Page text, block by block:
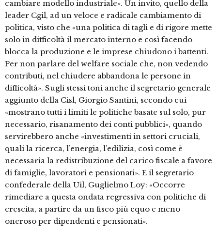
cambiare modello industriale». Un invito, quello della
leader Cgil, ad un veloce e radicale cambiamento di
politica, visto che «una politica di tagli e di rigore mette
solo in difficoltà il mercato interno e così facendo
blocca la produzione e le imprese chiudono i battenti.
Per non parlare del welfare sociale che, non vedendo
contributi, nel chiudere abbandona le persone in
difficoltà». Sugli stessi toni anche il segretario generale
aggiunto della Cisl, Giorgio Santini, secondo cui
«mostrano tutti i limiti le politiche basate sul solo, pur
necessario, risanamento dei conti pubblici», quando
servirebbero anche «investimenti in settori cruciali,
quali la ricerca, l’energia, l’edilizia, così come è
necessaria la redistribuzione del carico fiscale a favore
di famiglie, lavoratori e pensionati». E il segretario
confederale della Uil, Guglielmo Loy: «Occorre
rimediare a questa ondata regressiva con politiche di
crescita, a partire da un fisco più equo e meno
oneroso per dipendenti e pensionati».